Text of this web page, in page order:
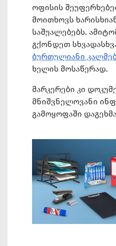
ოფისის
მოითხოვს
საშუალებებს.
გქონდეთ
ბურთულიანი
ხელის მოსაწერად.
მარკერები კი
მნიშვნელოვანი
გამოყოფაში